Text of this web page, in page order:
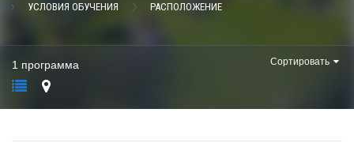
УСЛОВИЯ ОБУЧЕНИЯ РАСПОЛОЖЕНИЕ
1 программа Сортировать